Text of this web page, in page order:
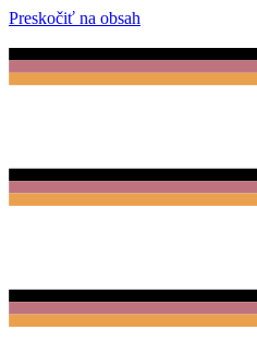
Preskočiť na obsah